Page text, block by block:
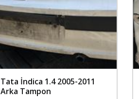
Tata İndica 1.4 2005-2011
Arka Tampon